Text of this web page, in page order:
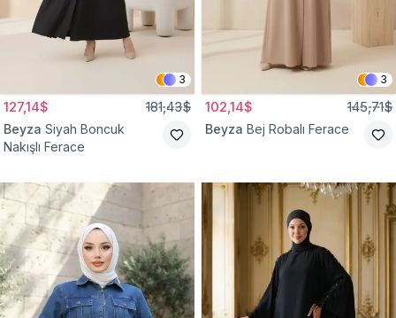
3
127,14$ 181,43$
Beyza Siyah Boncuk
Nakışlı Ferace
3
102,14$ 145,71$
Beyza Bej Robalı Ferace